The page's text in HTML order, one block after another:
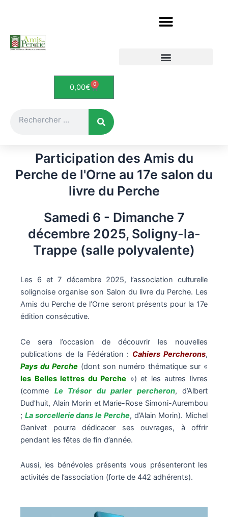
0,00€ 0
Panier
Participation des Amis du
Perche de l'Orne au 17e salon du
livre du Perche
Samedi 6 - Dimanche 7
décembre 2025, Soligny-la-
Trappe (salle polyvalente)
Les 6 et 7 décembre 2025, l’association culturelle
solignoise organise son Salon du livre du Perche. Les
Amis du Perche de l’Orne seront présents pour la 17e
édition consécutive.
Ce sera l’occasion de découvrir les nouvelles
publications de la Fédération : Cahiers Percherons,
Pays du Perche(dont son numéro thématique sur «
les Belles lettres du Perche ») et les autres livres
(comme Le Trésor du parler percheron, d’Albert
Dud’huit, Alain Morin et Marie-Rose Simoni-Aurembou
; La sorcellerie dans le Perche, d’Alain Morin). Michel
Ganivet pourra dédicacer ses ouvrages, à offrir
pendant les fêtes de fin d’année.
Aussi, les bénévoles présents vous présenteront les
activités de l’association (forte de 442 adhérents).